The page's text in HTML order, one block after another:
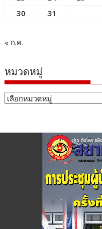
30
31
« ก.ค.
หมวดหมู่
หมวด